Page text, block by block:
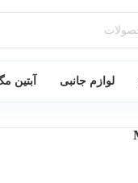
لوازم جانبی آبتین